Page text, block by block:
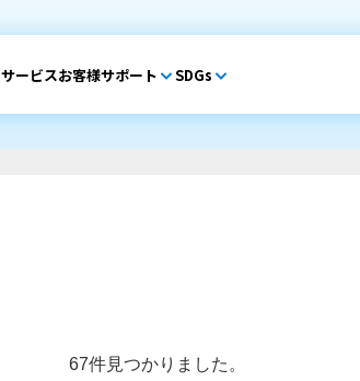
サービスお客様サポート SDGs
67件見つかりました。